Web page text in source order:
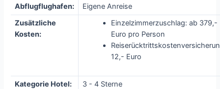
Abflugflughafen:
Eigene Anreise
Zusätzliche
Kosten:
Einzelzimmerzuschlag: ab 379,-
Euro pro Person
12,- Euro
Kategorie Hotel:
3 - 4 Sterne